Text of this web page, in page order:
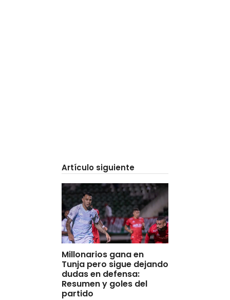
Artículo siguiente
Millonarios gana en
Tunja pero sigue dejando
dudas en defensa:
Resumen y goles del
partido